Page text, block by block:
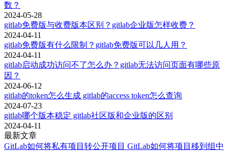
- scan
code_scan:
stage: scan
image: docker:latest
services:
- docker:dind
variables:
DOCKER_DRIVER: overlay2
script:
数？
2024-05-28
gitlab免费版与收费版本区别？gitlab企业版怎样收费？
2024-04-11
gitlab免费版有什么限制？gitlab免费版可以几人用？
2024-04-11
gitlab启动成功访问不了怎么办？gitlab无法访问页面有哪些原
因？
2024-06-12
gitlab的token怎么生成 gitlab的access token怎么查询
2024-07-23
gitlab哪个版本稳定 gitlab社区版和企业版的区别
2024-04-11
最新文章
GitLab如何将私有项目转公开项目 GitLab如何将项目移到组中